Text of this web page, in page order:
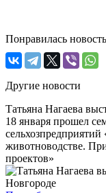
Понравилась
Другие новости
Татьяна Нагаева
18 января прошел
животноводстве.
проектов»